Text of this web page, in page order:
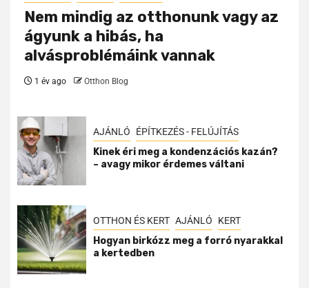
Nem mindig az otthonunk vagy az
ágyunk a hibás, ha
alvásproblémáink vannak
1 év ago Otthon Blog
AJÁNLÓ ÉPÍTKEZÉS - FELÚJÍTÁS
Kinek éri meg a kondenzációs kazán?
– avagy mikor érdemes váltani
OTTHON ÉS KERT AJÁNLÓ KERT
Hogyan birkózz meg a forró nyarakkal
a kertedben